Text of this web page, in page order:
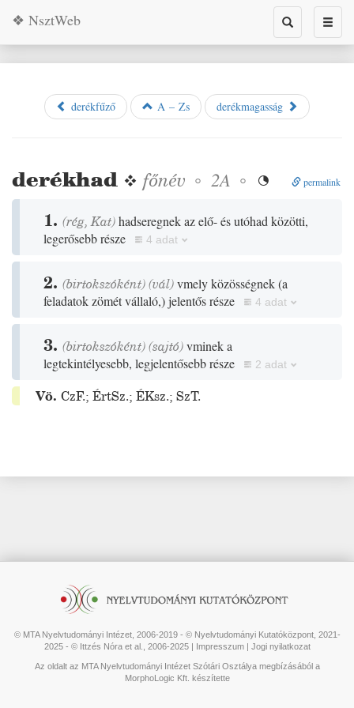
Toggle
search
❖ NsztWeb
derékfűző A – Zs derékmagasság
derékhad ❖ főnév ◦ 2A ◦  permalink
1. (rég,Kat)hadseregnek az elő- és utóhad közötti,
legerősebb része
4 adat
2. (birtokszóként)(vál)vmely közösségnek(a
feladatok zömét vállaló,)jelentős része 4 adat
3. (birtokszóként)(sajtó)vminek a
legtekintélyesebb, legjelentősebb része
2 adat
Vö. CzF.; ÉrtSz.; ÉKsz.; SzT.
© MTA Nyelvtudományi Intézet, 2006-2019 - © Nyelvtudományi Kutatóközpont, 2021-
2025 - © Ittzés Nóra et al., 2006-2025 | Impresszum| Jogi nyilatkozat
Az oldalt az MTA Nyelvtudományi Intézet Szótári Osztálya megbízásából a
MorphoLogic Kft. készítette